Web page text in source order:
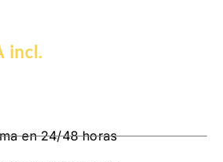
incl.
en 24/48 horas